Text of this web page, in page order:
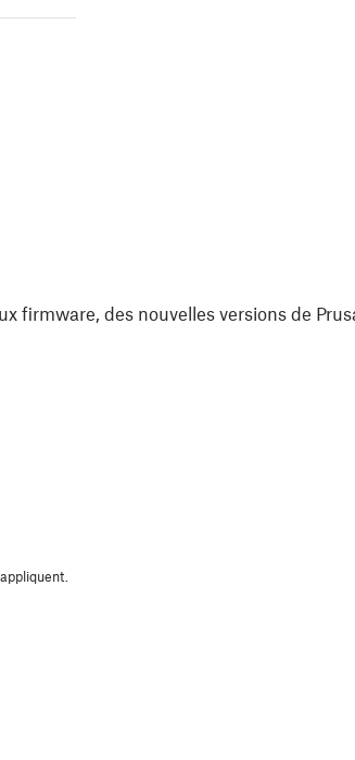
firmware, des nouvelles versions de